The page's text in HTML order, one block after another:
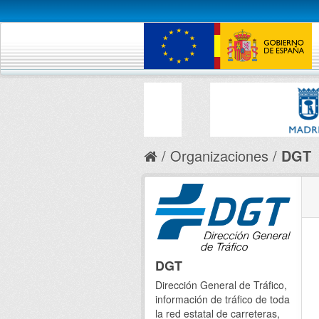
Organizaciones DGT
DGT
Dirección General de Tráfico,
información de tráfico de toda
la red estatal de carreteras,